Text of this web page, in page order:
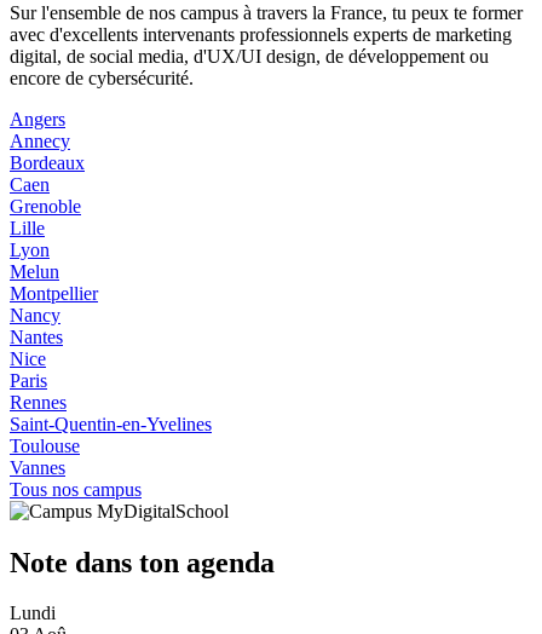
Sur l'ensemble de nos campus à travers la France, tu peux te former
avec d'excellents intervenants professionnels experts de marketing
digital, de social media, d'UX/UI design, de développement ou
encore de cybersécurité.
Angers
Annecy
Bordeaux
Caen
Grenoble
Lille
Lyon
Melun
Montpellier
Nancy
Nantes
Nice
Paris
Rennes
Saint-Quentin-en-Yvelines
Toulouse
Vannes
Tous nos campus
Note dans ton agenda
Lundi